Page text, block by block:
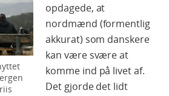
opdagede, at
nordmænd (formentlig
akkurat) som danskere
kan være svære at
komme ind på livet af.
Det gjorde det lidt